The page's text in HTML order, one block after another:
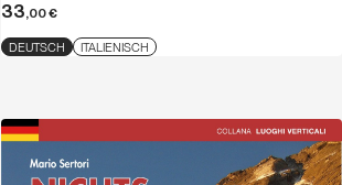
33,00€
DEUTSCH ITALIENISCH
Entdecken